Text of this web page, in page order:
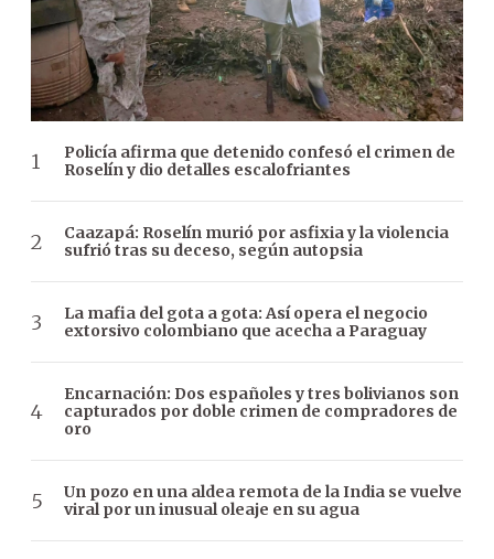
Policía afirma que detenido confesó el crimen de
Roselín y dio detalles escalofriantes
Caazapá: Roselín murió por asfixia y la violencia
sufrió tras su deceso, según autopsia
La mafia del gota a gota: Así opera el negocio
extorsivo colombiano que acecha a Paraguay
Encarnación: Dos españoles y tres bolivianos son
capturados por doble crimen de compradores de
oro
Un pozo en una aldea remota de la India se vuelve
viral por un inusual oleaje en su agua